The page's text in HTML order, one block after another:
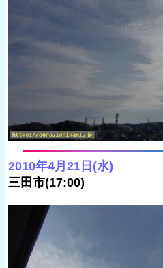
2010年4月21日(水)
三田市(17:00)